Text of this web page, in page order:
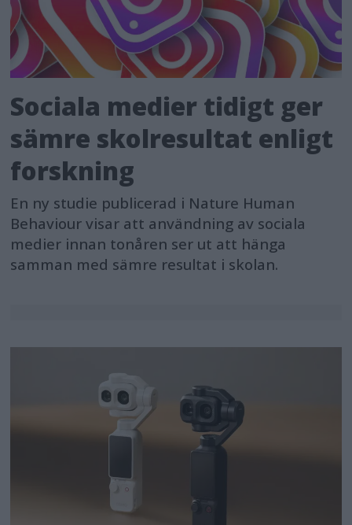
Sociala medier tidigt ger
sämre skolresultat enligt
forskning
En ny studie publicerad i Nature Human
Behaviour visar att användning av sociala
medier innan tonåren ser ut att hänga
samman med sämre resultat i skolan.